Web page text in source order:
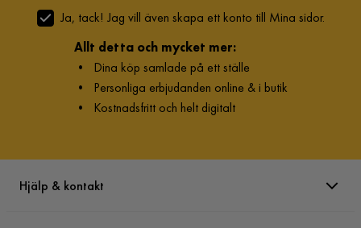
Ja, tack! Jag vill även skapa ett konto till Mina sidor.
Allt detta och mycket mer:
• Dina köp samlade på ett ställe
• Personliga erbjudanden online & i butik
• Kostnadsfritt och helt digitalt
Hjälp & kontakt